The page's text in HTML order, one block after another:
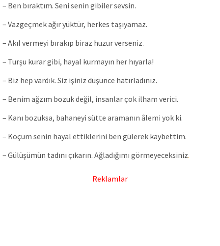
– Ben bıraktım. Seni senin gibiler sevsin.
– Vazgeçmek ağır yüktür, herkes taşıyamaz.
– Akıl vermeyi bırakıp biraz huzur verseniz.
– Turşu kurar gibi, hayal kurmayın her hıyarla!
– Biz hep vardık. Siz işiniz düşünce hatırladınız.
– Benim ağzım bozuk değil, insanlar çok ilham verici.
– Kanı bozuksa, bahaneyi sütte aramanın âlemi yok ki.
– Koçum senin hayal ettiklerini ben gülerek kaybettim.
– Gülüşümün tadını çıkarın. Ağladığımı görmeyeceksiniz.
Reklamlar